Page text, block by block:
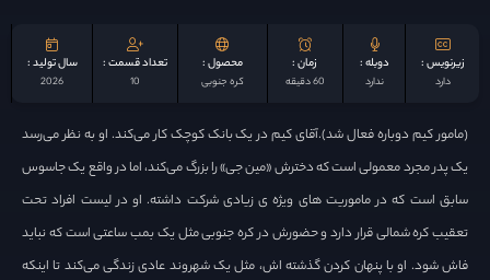
زیرنویس :
دارد
دوبله :
ندارد
زمان :
60 دقیقه
محصول :
کره جنوبی
تعداد قسمت :
10
سال تولید :
2026
(مامور کیم دوباره فعال شد).آقای کیم در یک بانک کوچک کار می‌کند. او به نظر می‌رسد
یک پدر مجرد معمولی است که دخترش «مین‌ جی» را بزرگ می‌کند، اما در واقع یک جاسوس
سابق است که در ماموریت‌ های ویژه‌ ی زیادی شرکت داشته. او در لیست افراد تحت
تعقیب کره شمالی قرار دارد و حضورش در کره جنوبی مثل یک بمب ساعتی است که نباید
فاش شود. او با پنهان کردن گذشته‌ اش، مثل یک شهروند عادی زندگی می‌کند تا اینکه